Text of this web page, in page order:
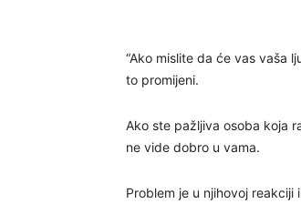
“Ako mislite da će vas vaša
to promijeni.
Ako ste pažljiva osoba koja
ne vide dobro u vama.
Problem je u njihovoj